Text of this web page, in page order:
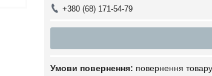
+380 (68) 171-54-79
повернення